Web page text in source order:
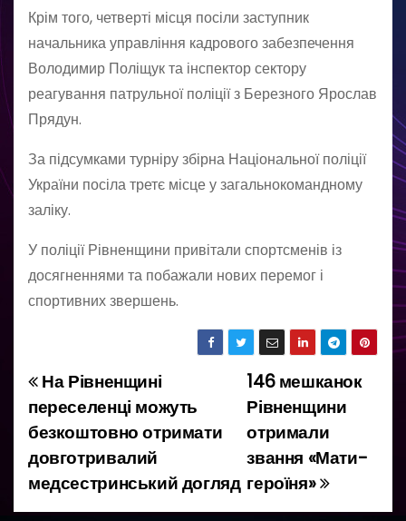
Крім того, четверті місця посіли заступник
начальника управління кадрового забезпечення
Володимир Поліщук та інспектор сектору
реагування патрульної поліції з Березного Ярослав
Прядун.
За підсумками турніру збірна Національної поліції
України посіла третє місце у загальнокомандному
заліку.
У поліції Рівненщини привітали спортсменів із
досягненнями та побажали нових перемог і
спортивних звершень.
Н
а
в
і
146 мешканок
Рівненщини
отримали
звання «Мати-
героїня»
На Рівненщині
переселенці можуть
безкоштовно отримати
довготривалий
медсестринський догляд